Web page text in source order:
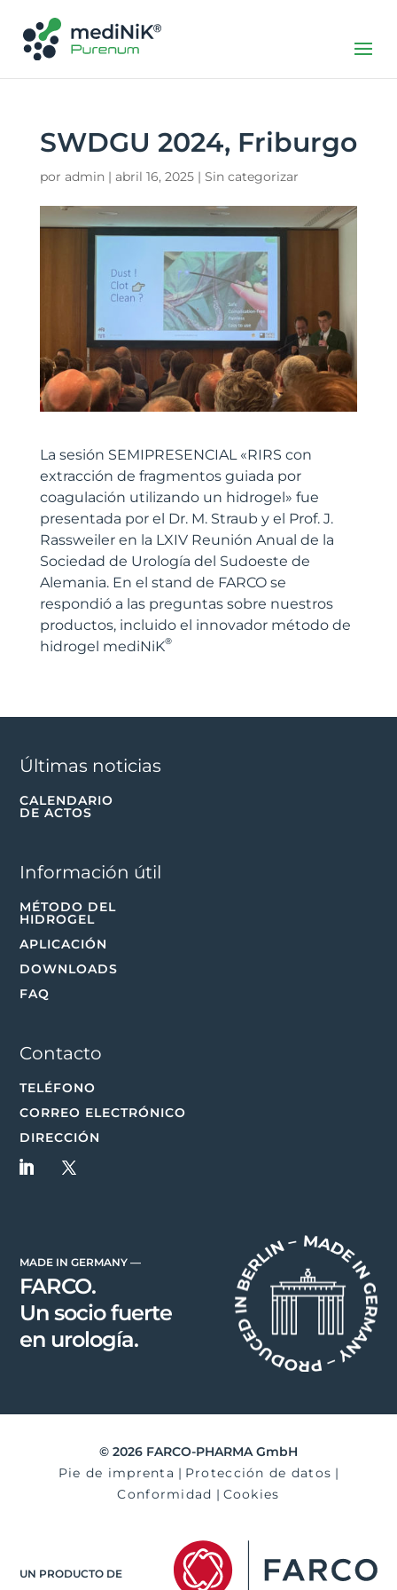
SWDGU 2024, Friburgo
por admin| abril 16, 2025| Sin categorizar
La sesión SEMIPRESENCIAL «RIRS con
extracción de fragmentos guiada por
coagulación utilizando un hidrogel» fue
presentada por el Dr. M. Straub y el Prof. J.
Rassweiler en la LXIV Reunión Anual de la
Sociedad de Urología del Sudoeste de
Alemania. En el stand de FARCO se
respondió a las preguntas sobre nuestros
productos, incluido el innovador método de
hidrogel mediNiK®
Últimas noticias
CALENDARIO
DE ACTOS
Información útil
MÉTODO DEL
HIDROGEL
APLICACIÓN
DOWNLOADS
FAQ
Contacto
TELÉFONO
CORREO ELECTRÓNICO
DIRECCIÓN
MADE IN GERMANY —
FARCO.
Un socio fuerte
en urología.
© 2026 FARCO-PHARMA GmbH
Pie de imprenta | Protección de datos |
Conformidad | Cookies
UN PRODUCTO DE